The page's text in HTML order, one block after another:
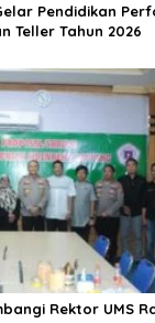
Pendidikan
Teller Tahun 2026
Rektor UMS